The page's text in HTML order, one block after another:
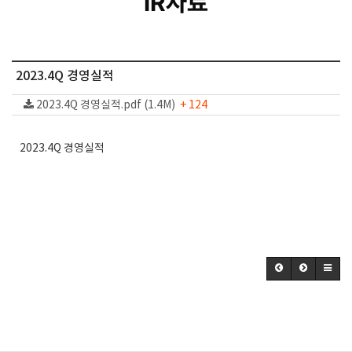
2023.4Q 경영실적
2023.4Q 경영실적.pdf (1.4M) + 124
2023.4Q 경영실적